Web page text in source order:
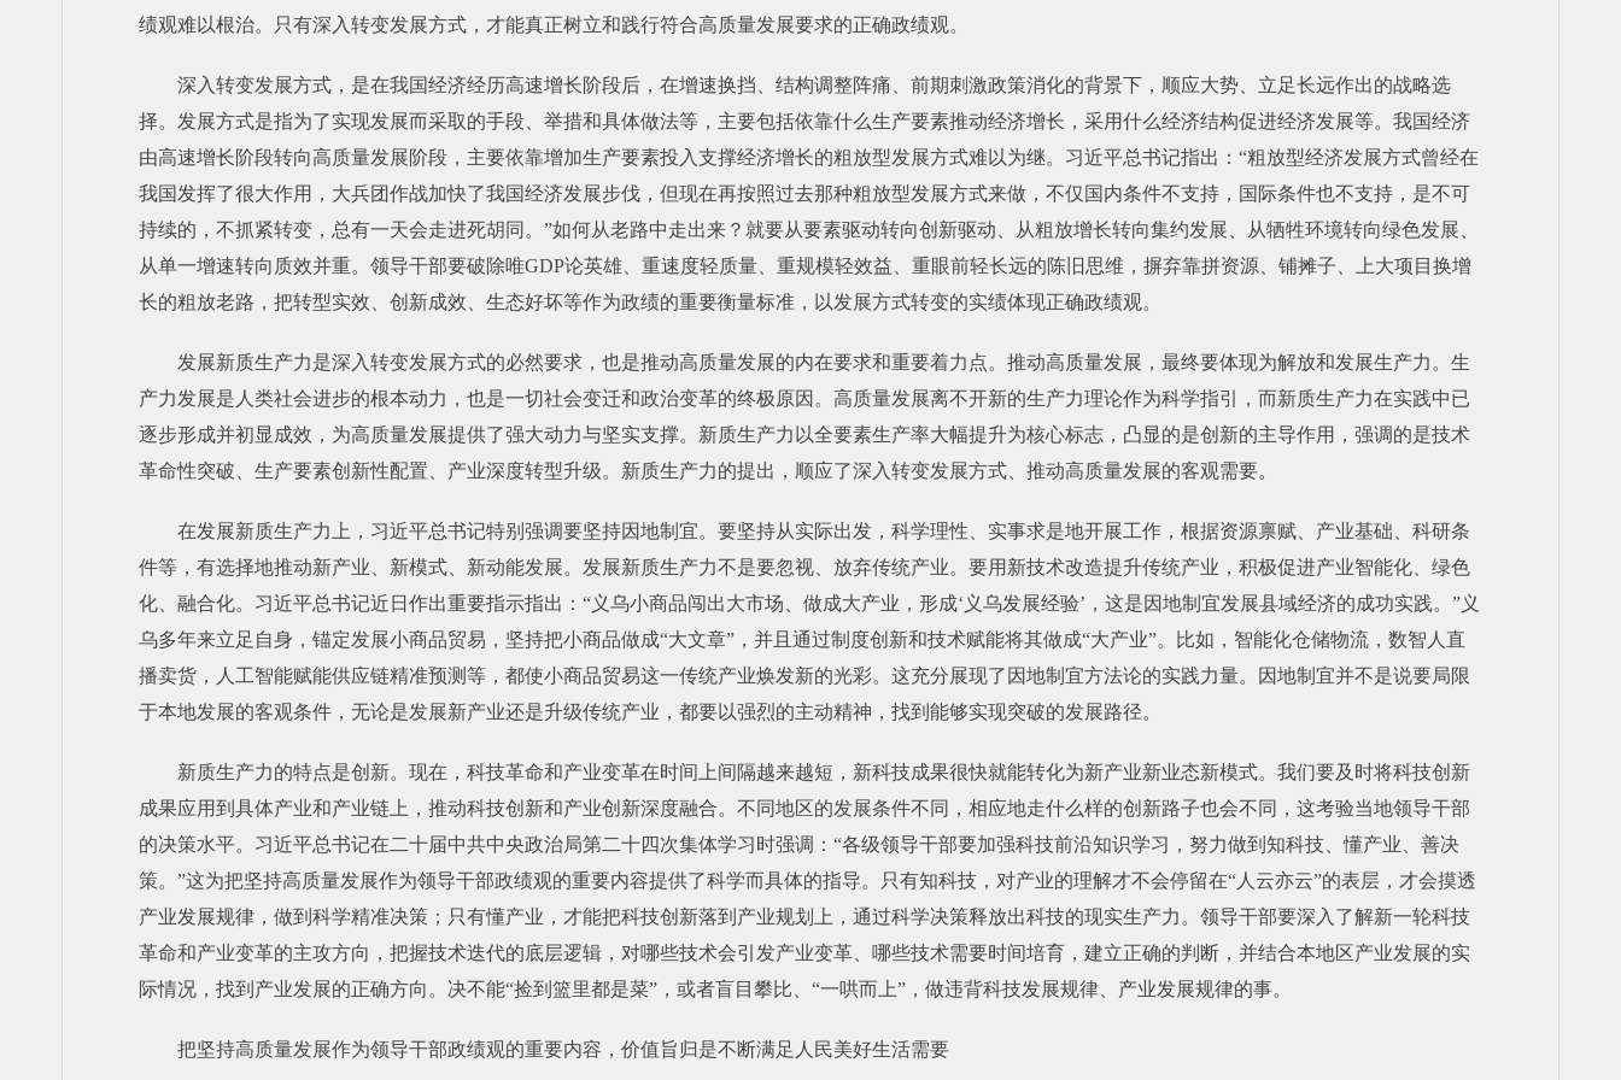
绩观难以根治。只有深入转变发展方式，才能真正树立和践行符合高质量发展要求的正确政绩观。
深入转变发展方式，是在我国经济经历高速增长阶段后，在增速换挡、结构调整阵痛、前期刺激政策消化的背景下，顺应大势、立足长远作出的战略选
择。发展方式是指为了实现发展而采取的手段、举措和具体做法等，主要包括依靠什么生产要素推动经济增长，采用什么经济结构促进经济发展等。我国经济
由高速增长阶段转向高质量发展阶段，主要依靠增加生产要素投入支撑经济增长的粗放型发展方式难以为继。习近平总书记指出：“粗放型经济发展方式曾经在
我国发挥了很大作用，大兵团作战加快了我国经济发展步伐，但现在再按照过去那种粗放型发展方式来做，不仅国内条件不支持，国际条件也不支持，是不可
持续的，不抓紧转变，总有一天会走进死胡同。”如何从老路中走出来？就要从要素驱动转向创新驱动、从粗放增长转向集约发展、从牺牲环境转向绿色发展、
从单一增速转向质效并重。领导干部要破除唯GDP论英雄、重速度轻质量、重规模轻效益、重眼前轻长远的陈旧思维，摒弃靠拼资源、铺摊子、上大项目换增
长的粗放老路，把转型实效、创新成效、生态好坏等作为政绩的重要衡量标准，以发展方式转变的实绩体现正确政绩观。
发展新质生产力是深入转变发展方式的必然要求，也是推动高质量发展的内在要求和重要着力点。推动高质量发展，最终要体现为解放和发展生产力。生
产力发展是人类社会进步的根本动力，也是一切社会变迁和政治变革的终极原因。高质量发展离不开新的生产力理论作为科学指引，而新质生产力在实践中已
逐步形成并初显成效，为高质量发展提供了强大动力与坚实支撑。新质生产力以全要素生产率大幅提升为核心标志，凸显的是创新的主导作用，强调的是技术
革命性突破、生产要素创新性配置、产业深度转型升级。新质生产力的提出，顺应了深入转变发展方式、推动高质量发展的客观需要。
在发展新质生产力上，习近平总书记特别强调要坚持因地制宜。要坚持从实际出发，科学理性、实事求是地开展工作，根据资源禀赋、产业基础、科研条
件等，有选择地推动新产业、新模式、新动能发展。发展新质生产力不是要忽视、放弃传统产业。要用新技术改造提升传统产业，积极促进产业智能化、绿色
化、融合化。习近平总书记近日作出重要指示指出：“义乌小商品闯出大市场、做成大产业，形成‘义乌发展经验’，这是因地制宜发展县域经济的成功实践。”义
乌多年来立足自身，锚定发展小商品贸易，坚持把小商品做成“大文章”，并且通过制度创新和技术赋能将其做成“大产业”。比如，智能化仓储物流，数智人直
播卖货，人工智能赋能供应链精准预测等，都使小商品贸易这一传统产业焕发新的光彩。这充分展现了因地制宜方法论的实践力量。因地制宜并不是说要局限
于本地发展的客观条件，无论是发展新产业还是升级传统产业，都要以强烈的主动精神，找到能够实现突破的发展路径。
新质生产力的特点是创新。现在，科技革命和产业变革在时间上间隔越来越短，新科技成果很快就能转化为新产业新业态新模式。我们要及时将科技创新
成果应用到具体产业和产业链上，推动科技创新和产业创新深度融合。不同地区的发展条件不同，相应地走什么样的创新路子也会不同，这考验当地领导干部
的决策水平。习近平总书记在二十届中共中央政治局第二十四次集体学习时强调：“各级领导干部要加强科技前沿知识学习，努力做到知科技、懂产业、善决
策。”这为把坚持高质量发展作为领导干部政绩观的重要内容提供了科学而具体的指导。只有知科技，对产业的理解才不会停留在“人云亦云”的表层，才会摸透
产业发展规律，做到科学精准决策；只有懂产业，才能把科技创新落到产业规划上，通过科学决策释放出科技的现实生产力。领导干部要深入了解新一轮科技
革命和产业变革的主攻方向，把握技术迭代的底层逻辑，对哪些技术会引发产业变革、哪些技术需要时间培育，建立正确的判断，并结合本地区产业发展的实
际情况，找到产业发展的正确方向。决不能“捡到篮里都是菜”，或者盲目攀比、“一哄而上”，做违背科技发展规律、产业发展规律的事。
把坚持高质量发展作为领导干部政绩观的重要内容，价值旨归是不断满足人民美好生活需要